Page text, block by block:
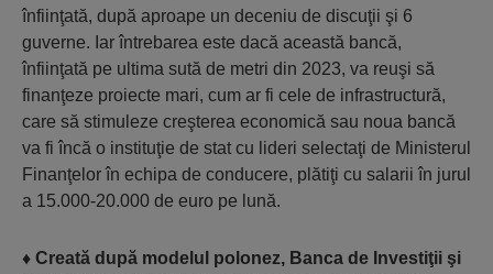
înfiinţată, după aproape un deceniu de discuţii şi 6
guverne. Iar întrebarea este dacă această bancă,
înfiinţată pe ultima sută de metri din 2023, va reuşi să
finanţeze proiecte mari, cum ar fi cele de infrastructură,
care să stimuleze creşterea economică sau noua bancă
va fi încă o instituţie de stat cu lideri selectaţi de Ministerul
Finanţelor în echipa de conducere, plătiţi cu salarii în jurul
a 15.000-20.000 de euro pe lună.
♦ Creată după modelul polonez, Banca de Investiţii şi